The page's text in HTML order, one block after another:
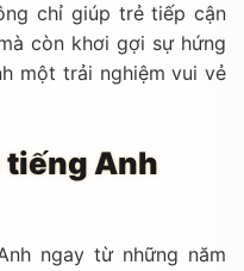
chỉ giúp trẻ tiếp cận
còn khơi gợi sự hứng
một trải nghiệm vui vẻ
tiếng Anh
ngay từ những năm